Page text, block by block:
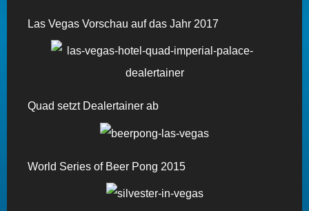
Las Vegas Vorschau auf das Jahr 2017
Quad setzt Dealertainer ab
World Series of Beer Pong 2015